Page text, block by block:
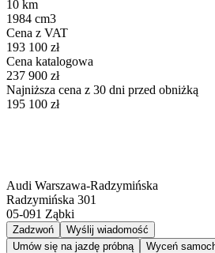
10 km
1984 cm3
Cena z VAT
193 100 zł
Cena katalogowa
237 900 zł
Najniższa cena z 30 dni przed obniżką
195 100 zł
Audi Warszawa-Radzymińska
Radzymińska 301
05-091 Ząbki
Zadzwoń
Wyślij wiadomość
Umów się na jazdę próbną
Wyceń